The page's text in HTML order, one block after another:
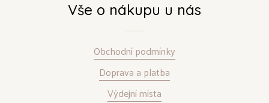
Vše o nákupu u nás
Obchodní podmínky
Doprava a platba
Výdejní místa